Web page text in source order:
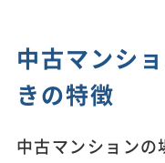
中古マンシ
きの特徴
中古マンション